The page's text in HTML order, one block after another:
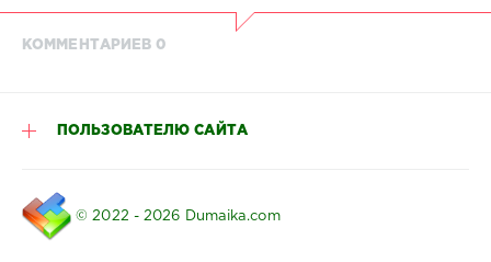
КОММЕНТАРИЕВ 0
ПОЛЬЗОВАТЕЛЮ САЙТА
© 2022 - 2026 Dumaika.com